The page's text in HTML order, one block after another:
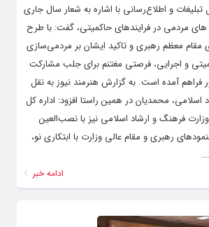
و اطلاع‌رسانی با اشاره به شعار سال جاری
مردمی در فرایندهای حاکمیتی، گفت: با طرح
معظم رهبری و تاکید ایشان بر مردمی‌سازی
و اجرایی، فرصتی مغتنم برای جلب مشارکت
فراهم آمده است. به گزارش هنرمند نیوز به نقل
اسلامی، محمدیان در همین راستا افزود: اداره کل
فرهنگ و ارشاد اسلامی نیز با نصب‌العین
رهبری و مقام عالی وزارت با ابتکاری نو،
ادامه خبر